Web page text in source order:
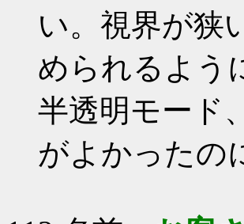
い。視界が狭
められるよう
半透明モード
がよかったの